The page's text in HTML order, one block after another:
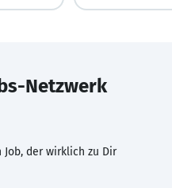
Netzwerk
Job, der wirklich zu Dir